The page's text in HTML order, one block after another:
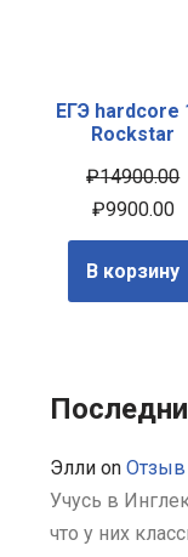
ЕГЭ hardcore
Rockstar
₽14900.00
₽9900.00
В корзину
Элли on Отзыв
Учусь в
что у них